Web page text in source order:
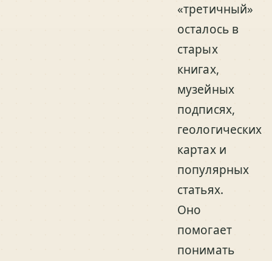
«третичный»
осталось в
старых
книгах,
музейных
подписях,
геологических
картах и
популярных
статьях.
Оно
помогает
понимать